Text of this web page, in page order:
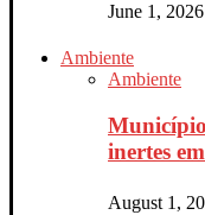
June 1, 2026
Ambiente
Ambiente
inertes
August 1,